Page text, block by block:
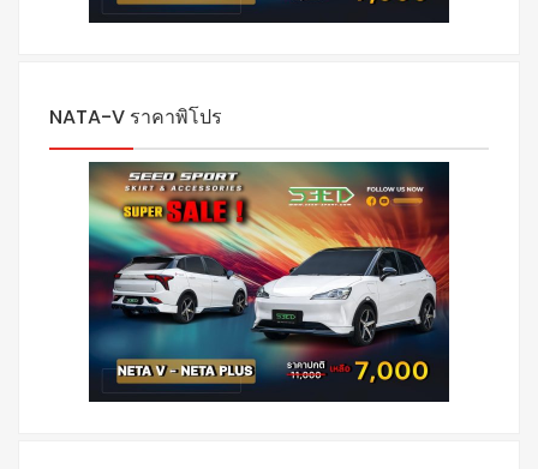
NATA-V ราคาพิโปร